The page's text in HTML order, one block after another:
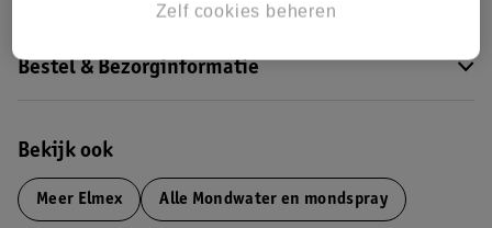
Bestel & Bezorginformatie
Bekijk ook
Meer Elmex Alle Mondwater en mondspray
Zelf cookies beheren